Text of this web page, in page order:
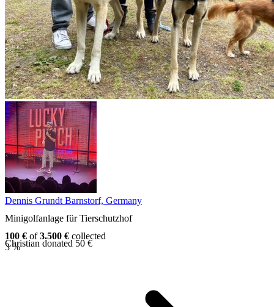
Dennis Grundt Barnstorf, Germany
Minigolfanlage für Tierschutzhof
100 € of3.500 € collected
3 %
Christian donated 50 €